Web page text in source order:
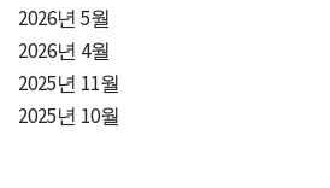
2026년 5월
2026년 4월
2025년 11월
2025년 10월